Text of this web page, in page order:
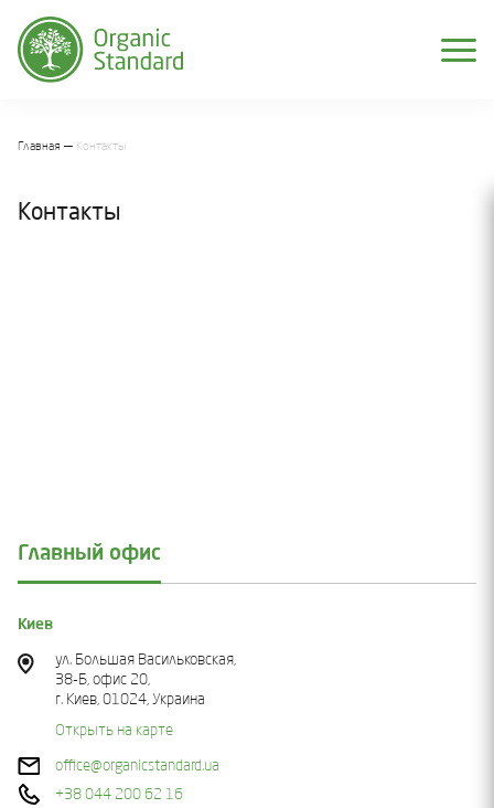
Главная Контакты
Контакты
Главный офис
Киев
ул. Большая Васильковская,
38-Б, офис 20,
г. Киев, 01024, Украина
Открыть на карте
office@organicstandard.ua
+38 044 200 62 16